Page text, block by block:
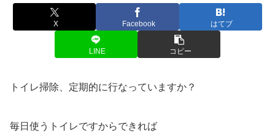
X Facebook はてブ
LINE コピー
トイレ掃除、定期的に行なっていますか？
毎日使うトイレですからできれば